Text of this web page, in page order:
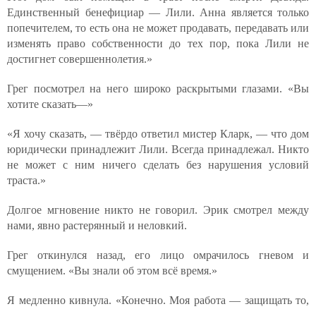
Единственный бенефициар — Лили. Анна является только
попечителем, то есть она не может продавать, передавать или
изменять право собственности до тех пор, пока Лили не
достигнет совершеннолетия.»
Грег посмотрел на него широко раскрытыми глазами. «Вы
хотите сказать—»
«Я хочу сказать, — твёрдо ответил мистер Кларк, — что дом
юридически принадлежит Лили. Всегда принадлежал. Никто
не может с ним ничего сделать без нарушения условий
траста.»
Долгое мгновение никто не говорил. Эрик смотрел между
нами, явно растерянный и неловкий.
Грег откинулся назад, его лицо омрачилось гневом и
смущением. «Вы знали об этом всё время.»
Я медленно кивнула. «Конечно. Моя работа — защищать то,